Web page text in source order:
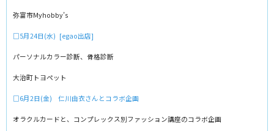
弥富市Myhobby’s
□5月24日(水) [egao出店]
パーソナルカラー診断、骨格診断
大治町トヨペット
□6月2日(金) 仁川由衣さんとコラボ企画
オラクルカードと、コンプレックス別ファッション講座のコラボ企画